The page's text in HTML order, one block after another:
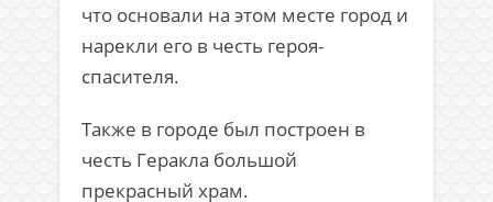
что основали на этом месте город и
нарекли его в честь героя-
спасителя.
Также в городе был построен в
честь Геракла большой
прекрасный храм.